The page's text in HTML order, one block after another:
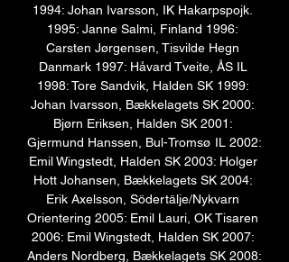
1994: Johan Ivarsson, IK Hakarpspojk.
1995: Janne Salmi, Finland 1996:
Carsten Jørgensen, Tisvilde Hegn
Danmark 1997: Håvard Tveite, ÅS IL
1998: Tore Sandvik, Halden SK 1999:
Johan Ivarsson, Bækkelagets SK 2000:
Bjørn Eriksen, Halden SK 2001:
Gjermund Hanssen, Bul-Tromsø IL 2002:
Emil Wingstedt, Halden SK 2003: Holger
Hott Johansen, Bækkelagets SK 2004:
Erik Axelsson, Södertälje/Nykvarn
Orientering 2005: Emil Lauri, OK Tisaren
2006: Emil Wingstedt, Halden SK 2007:
Anders Nordberg, Bækkelagets SK 2008: